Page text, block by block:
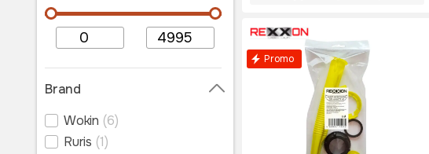
Brand
Wokin (6)
Ruris (1)
Promo